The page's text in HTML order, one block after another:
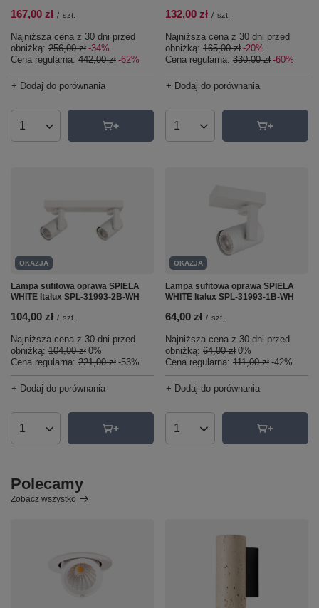
167,00 zł / szt.
Najniższa cena z 30 dni przed
obniżką: 256,00 zł -34%
Cena regularna: 442,00 zł -62%
+ Dodaj do porównania
Ilość produktów
132,00 zł / szt.
Najniższa cena z 30 dni przed
obniżką: 165,00 zł -20%
Cena regularna: 330,00 zł -60%
+ Dodaj do porównania
Ilość produktów
OKAZJA
Lampa sufitowa oprawa SPIELA
WHITE Italux SPL-31993-2B-WH
104,00 zł / szt.
Najniższa cena z 30 dni przed
obniżką: 104,00 zł 0%
Cena regularna: 221,00 zł -53%
+ Dodaj do porównania
Ilość produktów
OKAZJA
Lampa sufitowa oprawa SPIELA
WHITE Italux SPL-31993-1B-WH
64,00 zł / szt.
Najniższa cena z 30 dni przed
obniżką: 64,00 zł 0%
Cena regularna: 111,00 zł -42%
+ Dodaj do porównania
Ilość produktów
Polecamy
Zobacz wszystko